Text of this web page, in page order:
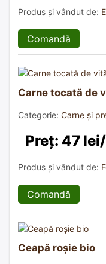
Produs și vândut de:
Comandă
Carne tocată de
Categorie: Carne și
Preț: 47
Produs și vândut de:
Comandă
Ceapă roșie bio